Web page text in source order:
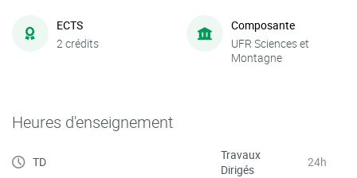
ECTS
2 crédits
Composante
UFR Sciences et
Montagne
Heures d'enseignement
TD
Travaux
Dirigés
24h